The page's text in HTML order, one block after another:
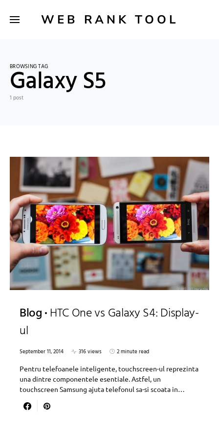
WEB RANK TOOL
BROWSING TAG
Galaxy S5
1 post
Blog HTC One vs Galaxy S4: Display-
ul
September 11, 2014 316 views
2 minute read
Pentru telefoanele inteligente, touchscreen-ul reprezinta
una dintre componentele esentiale. Astfel, un
touchscreen Samsung ajuta telefonul sa-si scoata in…